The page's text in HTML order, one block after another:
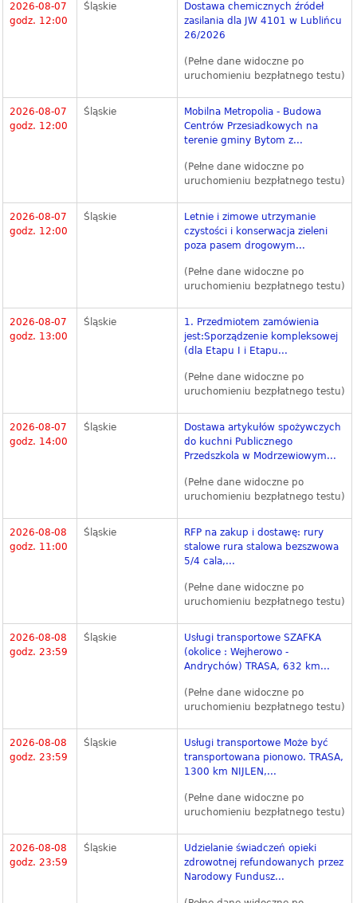
2026-08-07
godz. 12:00
Śląskie
Dostawa chemicznych źródeł
zasilania dla JW 4101 w Lublińcu
26/2026
(Pełne dane widoczne po
uruchomieniu bezpłatnego testu)
2026-08-07
godz. 12:00
Śląskie
Mobilna Metropolia - Budowa
Centrów Przesiadkowych na
terenie gminy Bytom z...
(Pełne dane widoczne po
uruchomieniu bezpłatnego testu)
2026-08-07
godz. 12:00
Śląskie
Letnie i zimowe utrzymanie
czystości i konserwacja zieleni
poza pasem drogowym...
(Pełne dane widoczne po
uruchomieniu bezpłatnego testu)
2026-08-07
godz. 13:00
Śląskie
1. Przedmiotem zamówienia
jest:Sporządzenie kompleksowej
(dla Etapu I i Etapu...
(Pełne dane widoczne po
uruchomieniu bezpłatnego testu)
2026-08-07
godz. 14:00
Śląskie
Dostawa artykułów spożywczych
do kuchni Publicznego
Przedszkola w Modrzewiowym...
(Pełne dane widoczne po
uruchomieniu bezpłatnego testu)
2026-08-08
godz. 11:00
Śląskie
RFP na zakup i dostawę: rury
stalowe rura stalowa bezszwowa
5/4 cala,...
(Pełne dane widoczne po
uruchomieniu bezpłatnego testu)
2026-08-08
godz. 23:59
Śląskie
Usługi transportowe SZAFKA
(okolice : Wejherowo -
Andrychów) TRASA, 632 km...
(Pełne dane widoczne po
uruchomieniu bezpłatnego testu)
2026-08-08
godz. 23:59
Śląskie
Usługi transportowe Może być
transportowana pionowo. TRASA,
1300 km NIJLEN,...
(Pełne dane widoczne po
uruchomieniu bezpłatnego testu)
2026-08-08
godz. 23:59
Śląskie
Udzielanie świadczeń opieki
zdrowotnej refundowanych przez
Narodowy Fundusz...